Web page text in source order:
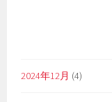
2024年12月 (4)